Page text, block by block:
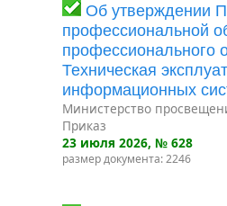
Об утверждении
профессиональной
профессионального
Техническая
информационных
Министерство
Приказ
23 июля 2026, № 628
размер документа: 2246